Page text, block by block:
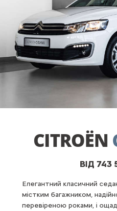
CITROËN
ВІД 743
Елегантний класичний
містким багажником,
перевіреною роками, і